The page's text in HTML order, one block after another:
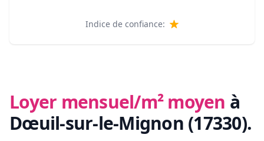
Indice de confiance:
Loyer mensuel/m² moyen à
Dœuil-sur-le-Mignon (17330).